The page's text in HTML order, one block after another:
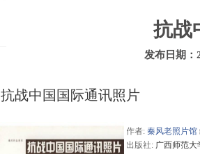
抗战
发布日期：
抗战中国国际通讯照片
作者:秦风老照片馆
出版社: 广西师范大